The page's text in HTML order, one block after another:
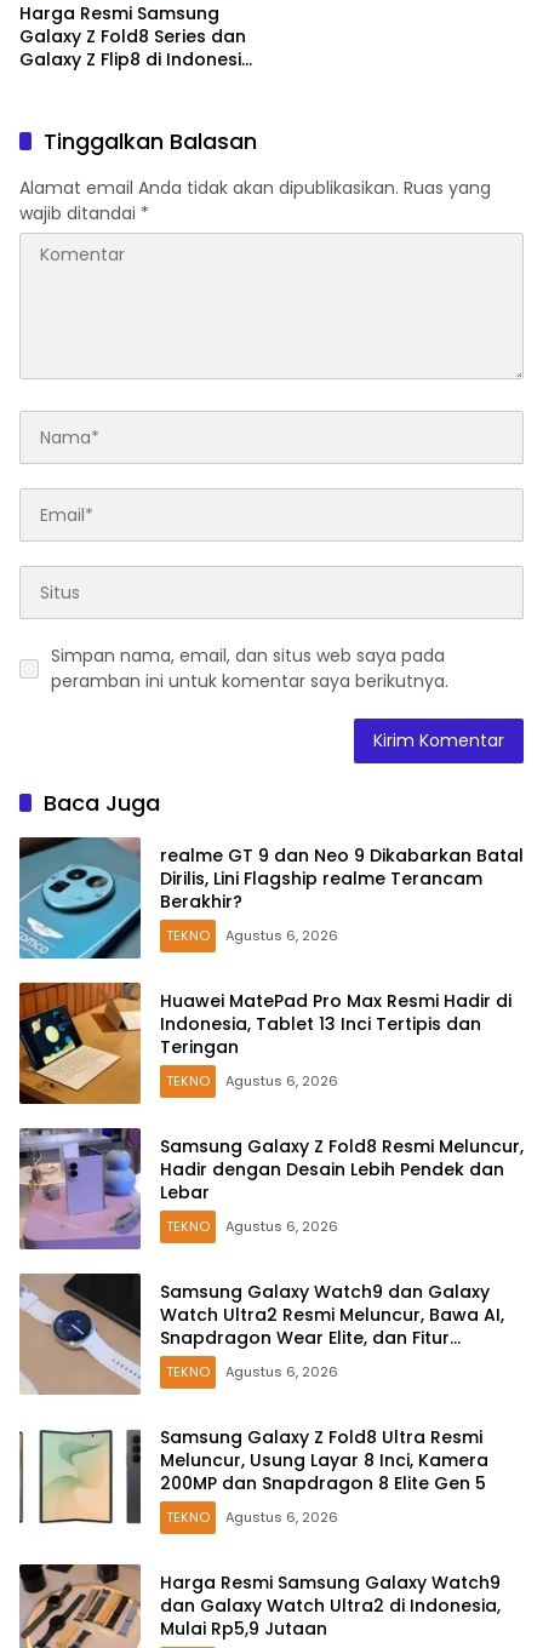
Harga Resmi Samsung
Galaxy Z Fold8 Series dan
Galaxy Z Flip8 di Indonesia,
Tinggalkan Balasan
Alamat email Anda tidak akan dipublikasikan. Ruas yang
wajib ditandai *
Simpan nama, email, dan situs web saya pada
peramban ini untuk komentar saya berikutnya.
Baca Juga
realme GT 9 dan Neo 9 Dikabarkan Batal
Dirilis, Lini Flagship realme Terancam
Berakhir?
TEKNO Agustus 6, 2026
Huawei MatePad Pro Max Resmi Hadir di
Indonesia, Tablet 13 Inci Tertipis dan
Teringan
TEKNO Agustus 6, 2026
Samsung Galaxy Z Fold8 Resmi Meluncur,
Hadir dengan Desain Lebih Pendek dan
Lebar
TEKNO Agustus 6, 2026
Samsung Galaxy Watch9 dan Galaxy
Watch Ultra2 Resmi Meluncur, Bawa AI,
Snapdragon Wear Elite, dan Fitur
Kesehatan Baru
TEKNO Agustus 6, 2026
Samsung Galaxy Z Fold8 Ultra Resmi
Meluncur, Usung Layar 8 Inci, Kamera
200MP dan Snapdragon 8 Elite Gen 5
TEKNO Agustus 6, 2026
Harga Resmi Samsung Galaxy Watch9
dan Galaxy Watch Ultra2 di Indonesia,
Mulai Rp5,9 Jutaan